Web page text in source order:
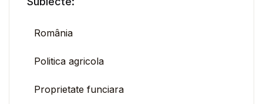
România
Politica agricola
Proprietate funciara